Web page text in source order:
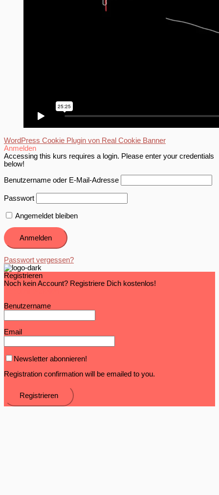
WordPress Cookie Plugin von Real Cookie Banner
Anmelden
Accessing this kurs requires a login. Please enter your credentials
below!
Benutzername oder E-Mail-Adresse
Passwort
Angemeldet bleiben
Passwort vergessen?
Registrieren
Noch kein Account? Registriere Dich kostenlos!
Benutzername
Email
Newsletter abonnieren!
Registration confirmation will be emailed to you.